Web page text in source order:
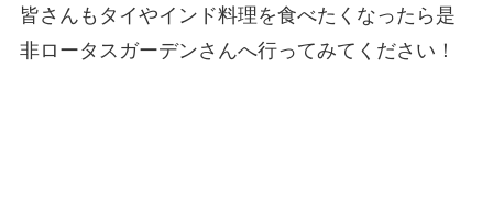
皆さんもタイやインド料理を食べたくなったら是
非ロータスガーデンさんへ行ってみてください！